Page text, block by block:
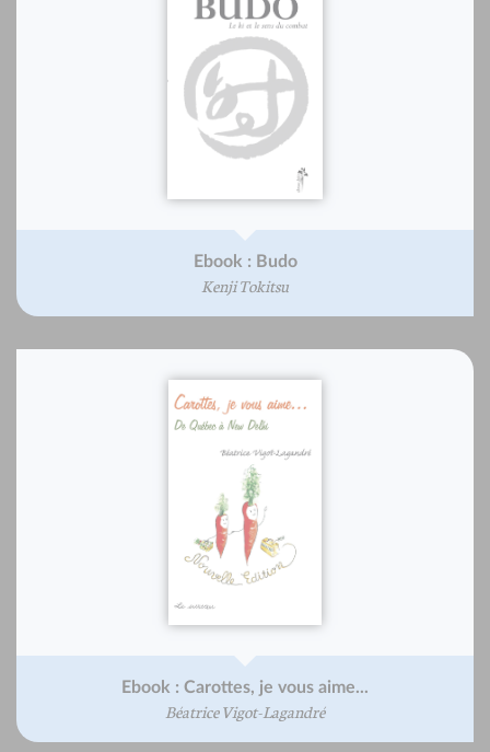
Ebook : Budo
Kenji Tokitsu
Ebook : Carottes, je vous aime...
Béatrice Vigot-Lagandré